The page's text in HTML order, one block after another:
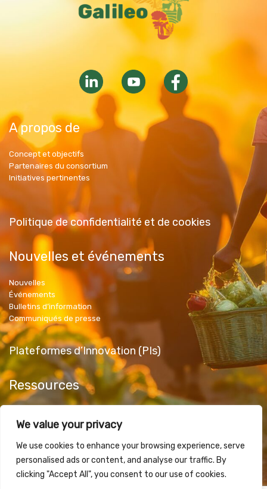
We value your privacy
We use cookies to enhance your browsing experience, serve
personalised ads or content, and analyse our traffic. By
clicking "Accept All", you consent to our use of cookies.
A propos de
Concept et objectifs
Partenaires du consortium
Initiatives pertinentes
Politique de confidentialité et de cookies
Nouvelles et événements
Nouvelles
Événements
Bulletins d’information
Communiqués de presse
Plateformes d’Innovation (PIs)
Ressources
Articles et documents
Contactez nous